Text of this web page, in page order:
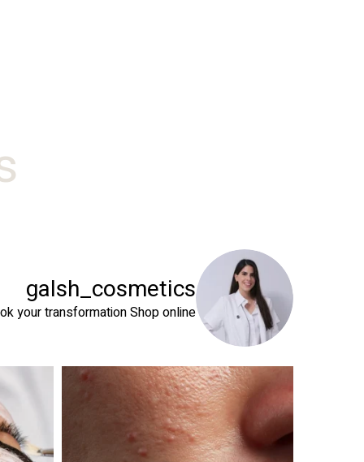
galsh_cosmetics
your transformationShop online⬇️
טיפול פנים נכון הוא הרבה מעבר לניקוי העור. המטרה ה זה